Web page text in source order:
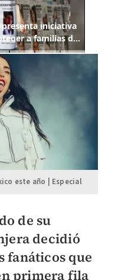
este año | Especial
de su
decidió
fanáticos que
primera fila